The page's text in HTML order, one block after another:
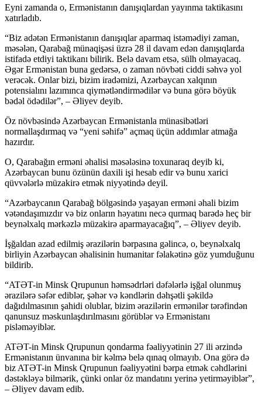
Eyni zamanda o, Ermənistanın danışıqlardan yayınma taktikasını
xatırladıb.
“Biz adətən Ermənistanın danışıqlar aparmaq istəmədiyi zaman,
məsələn, Qarabağ münaqişəsi üzrə 28 il davam edən danışıqlarda
istifadə etdiyi taktikanı bilirik. Belə davam etsə, sülh olmayacaq.
Əgər Ermənistan buna gedərsə, o zaman növbəti ciddi səhvə yol
verəcək. Onlar bizi, bizim iradəmizi, Azərbaycan xalqının
potensialını lazımınca qiymətləndirmədilər və buna görə böyük
bədəl ödədilər”, – Əliyev deyib.
Öz növbəsində Azərbaycan Ermənistanla münasibətləri
normallaşdırmaq və “yeni səhifə” açmaq üçün addımlar atmağa
hazırdır.
O, Qarabağın erməni əhalisi məsələsinə toxunaraq deyib ki,
Azərbaycan bunu özünün daxili işi hesab edir və bunu xarici
qüvvələrlə müzakirə etmək niyyətində deyil.
“Azərbaycanın Qarabağ bölgəsində yaşayan erməni əhali bizim
vətəndaşımızdır və biz onların həyatını necə qurmaq barədə heç bir
beynəlxalq mərkəzlə müzakirə aparmayacağıq”, – Əliyev deyib.
İşğaldan azad edilmiş ərazilərin bərpasına gəlincə, o, beynəlxalq
birliyin Azərbaycan əhalisinin humanitar fəlakətinə göz yumduğunu
bildirib.
“ATƏT-in Minsk Qrupunun həmsədrləri dəfələrlə işğal olunmuş
ərazilərə səfər ediblər, şəhər və kəndlərin dəhşətli şəkildə
dağıdılmasının şahidi olublar, bizim ərazilərin ermənilər tərəfindən
qanunsuz məskunlaşdırılmasını görüblər və Ermənistanı
pisləməyiblər.
ATƏT-in Minsk Qrupunun qondarma fəaliyyətinin 27 ili ərzində
Ermənistanın ünvanına bir kəlmə belə qınaq olmayıb. Ona görə də
biz ATƏT-in Minsk Qrupunun fəaliyyətini bərpa etmək cəhdlərini
dəstəkləyə bilmərik, çünki onlar öz mandatını yerinə yetirməyiblər”,
– Əliyev davam edib.